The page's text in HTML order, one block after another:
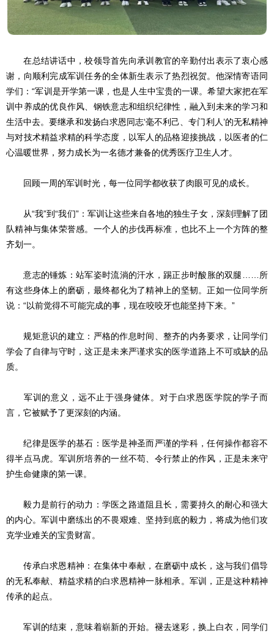
在总结讲话中，校领导首先向承训教官的辛勤付出表示了衷心感
谢，向顺利完成军训任务的全体新生表示了热烈祝贺。他深情寄语同
学们：“军训是开学第一课，也是人生中宝贵的一课。希望大家把在军
训中养成的优良作风、钢铁意志和组织纪律性，融入到未来的学习和
生活中去。要继承和发扬白求恩同志‘毫不利己、专门利人’的无私精神
与对技术精益求精的科学态度，以军人的品格迎接挑战，以医者的仁
心温暖世界，努力成长为一名德才兼备的优秀医疗卫生人才。
回顾一周的军训时光，每一位同学都收获了肉眼可见的成长。
从“我”到“我们”：军训让这些来自各地的独生子女，深刻理解了团
队精神与集体荣誉感。一个人的步伐再标准，也比不上一个方阵的整
齐划一。
意志的锤炼：站军姿时流淌的汗水，踢正步时酸胀的双腿……所
有这些身体上的磨砺，最终都化为了精神上的坚韧。正如一位同学所
说：“以前觉得不可能完成的事，现在咬咬牙也能坚持下来。”
规矩意识的建立：严格的作息时间、整齐的内务要求，让同学们
学会了自律与守时，这正是未来严谨求实的医学道路上不可或缺的品
质。
军训的意义，远不止于强身健体。对于白求恩医学院的学子而
言，它被赋予了更深刻的内涵。
纪律是医学的基石：医学是神圣而严谨的学科，任何操作都容不
得半点马虎。军训所培养的一丝不苟、令行禁止的作风，正是未来守
护生命健康的第一课。
毅力是前行的动力：学医之路道阻且长，需要持久的耐心和强大
的内心。军训中磨练出的不畏艰难、坚持到底的毅力，将成为他们攻
克学业难关的宝贵财富。
传承白求恩精神：在集体中奉献，在磨砺中成长，这与我们倡导
的无私奉献、精益求精的白求恩精神一脉相承。军训，正是这种精神
传承的起点。
军训的结束，意味着崭新的开始。褪去迷彩，换上白衣，同学们